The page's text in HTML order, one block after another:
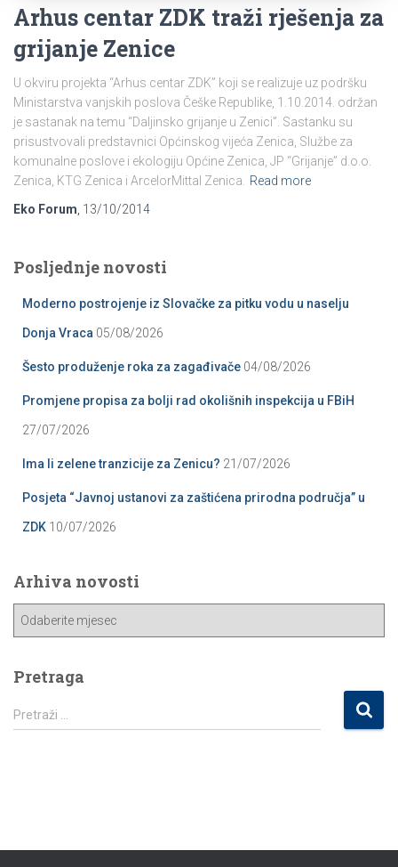
Arhus centar ZDK traži rješenja za
grijanje Zenice
U okviru projekta “Arhus centar ZDK” koji se realizuje uz podršku
Ministarstva vanjskih poslova Češke Republike, 1.10.2014. održan
je sastanak na temu “Daljinsko grijanje u Zenici”. Sastanku su
prisustvovali predstavnici Općinskog vijeća Zenica, Službe za
komunalne poslove i ekologiju Općine Zenica, JP “Grijanje” d.o.o.
Zenica, KTG Zenica i ArcelorMittal Zenica.
Read more
Eko Forum 13/10/2014
Posljednje novosti
Moderno postrojenje iz Slovačke za pitku vodu u naselju
Donja Vraca 05/08/2026
Šesto produženje roka za zagađivače 04/08/2026
Promjene propisa za bolji rad okolišnih inspekcija u FBiH
27/07/2026
Ima li zelene tranzicije za Zenicu? 21/07/2026
Posjeta “Javnoj ustanovi za zaštićena prirodna područja” u
ZDK 10/07/2026
Arhiva novosti
i
a
n
i
Pretraga
P
r
Pretraži …